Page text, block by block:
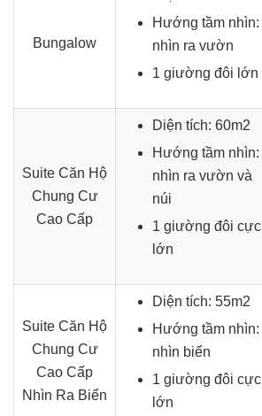
Bungalow
Hướng tầm nhìn:
nhìn ra vườn
1 giường đôi lớn
Suite Căn Hộ
Chung Cư
Cao Cấp
Diện tích: 60m2
Hướng tầm nhìn:
nhìn ra vườn và
núi
1 giường đôi cực
lớn
Suite Căn Hộ
Chung Cư
Cao Cấp
Nhìn Ra Biển
Diện tích: 55m2
Hướng tầm nhìn:
nhìn biển
1 giường đôi cực
lớn